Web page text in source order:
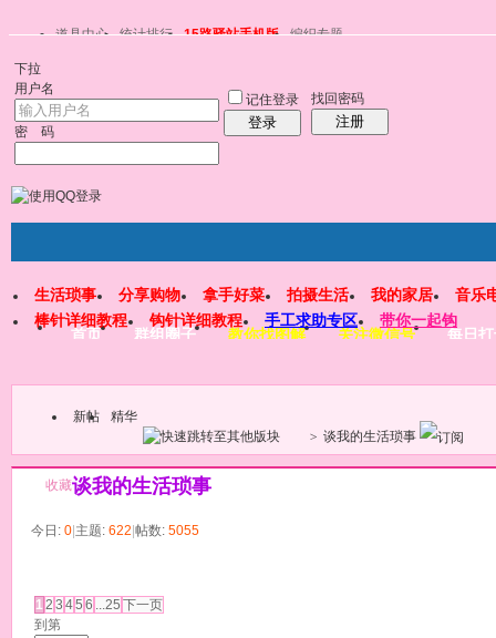
道具中心 统计排行 15路驿站手机版 编织专题
下拉
用户名
密 码
记住登录
登录
找回密码
注册
首页 群组圈子 教你找图解 关注微信号 每日
生活琐事 分享购物 拿手好菜 拍摄生活 我的家居
音乐
棒针详细教程
钩针详细教程 手工求助专区 带你一起钩
新帖
精华
> 谈我的生活琐事
谈我的生活琐事
收藏
今日: 0|主题: 622|帖数: 5055
1 2 3 45 6 ...25 下一页
到第